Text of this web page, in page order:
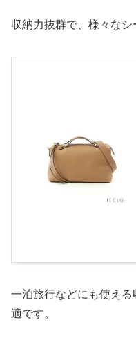
収納力抜群で、様々なシ
一泊旅行などにも使え
適です。